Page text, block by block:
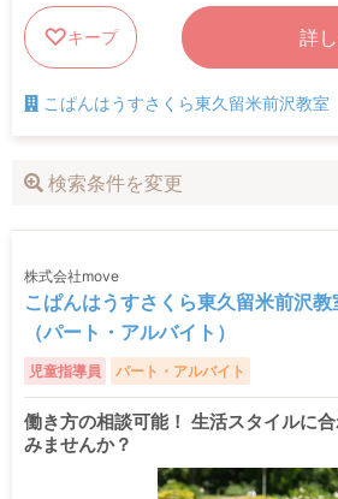
キープ 詳
こぱんはうすさくら東久留米前沢教室
検索条件を変更
株式会社move
こぱんはうすさくら東久留米前沢
（パート・アルバイト）
児童指導員 パート・アルバイト
働き方の相談可能！ 生活スタイルに
みませんか？